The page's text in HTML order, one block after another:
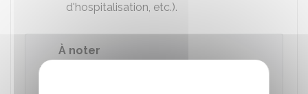
d'hospitalisation, etc.).
À noter
L'obligation alimentaire comprend les frais